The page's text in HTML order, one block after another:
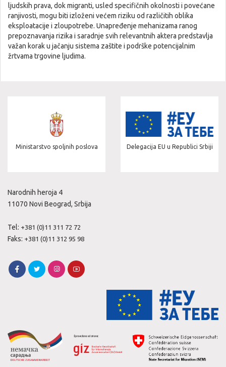
ljudskih prava, dok migranti, usled specifičnih okolnosti i povećane
ranjivosti, mogu biti izloženi većem riziku od različitih oblika
eksploatacije i zloupotrebe. Unapređenje mehanizama ranog
prepoznavanja rizika i saradnje svih relevantnih aktera predstavlja
važan korak u jačanju sistema zaštite i podrške potencijalnim
žrtvama trgovine ljudima.
Delegacija EU u Republici Srbiji Ministarstvo zdravlja
Narodnih heroja 4
11070 Novi Beograd, Srbija
Tel: +381 (0)11 311 72 72
Faks: +381 (0)11 312 95 98